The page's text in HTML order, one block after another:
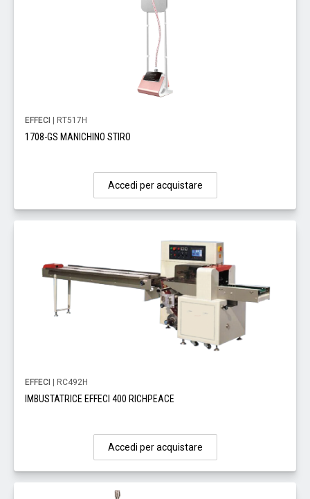
EFFECI | RT517H
1708-GS MANICHINO STIRO
Accedi per acquistare
EFFECI | RC492H
IMBUSTATRICE EFFECI 400 RICHPEACE
Accedi per acquistare